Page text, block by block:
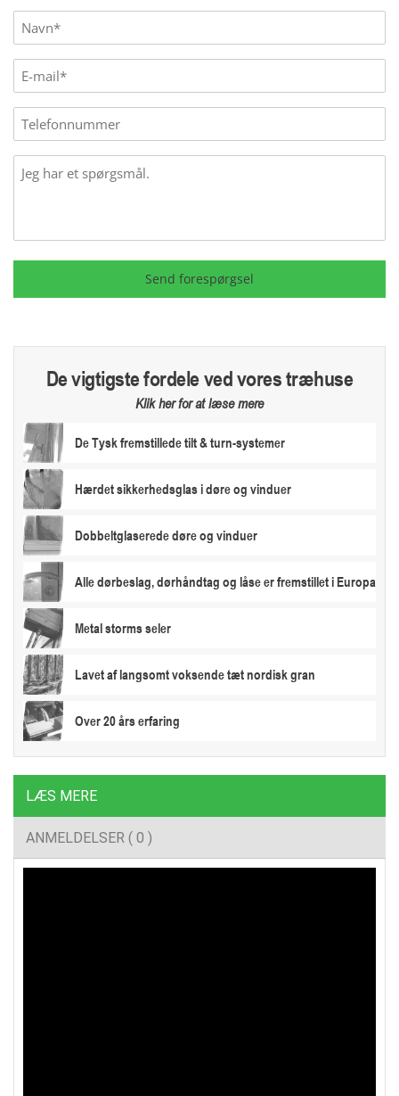
Name(Påkrævet)
E-
mail(Påkrævet)
Phone
Message
Send forespørgsel
De vigtigste fordele ved vores træhuse
Klik her for at læse mere
De Tysk fremstillede tilt & turn-systemer
Hærdet sikkerhedsglas i døre og vinduer
Dobbeltglaserede døre og vinduer
Alle dørbeslag, dørhåndtag og låse er fremstillet i Europa
Metal storms seler
Lavet af langsomt voksende tæt nordisk gran
Over 20 års erfaring
LÆS MERE
ANMELDELSER ( 0 )